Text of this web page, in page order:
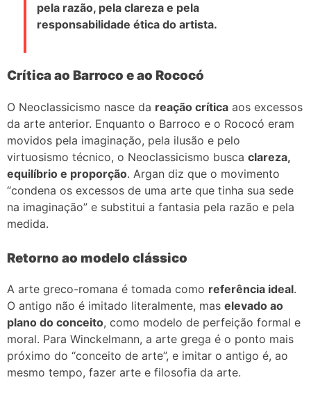
pela razão, pela clareza e pela
responsabilidade ética do artista.
Crítica ao Barroco e ao Rococó
O Neoclassicismo nasce da reação crítica aos excessos
da arte anterior. Enquanto o Barroco e o Rococó eram
movidos pela imaginação, pela ilusão e pelo
virtuosismo técnico, o Neoclassicismo busca clareza,
equilíbrio e proporção. Argan diz que o movimento
“condena os excessos de uma arte que tinha sua sede
na imaginação” e substitui a fantasia pela razão e pela
medida.
Retorno ao modelo clássico
A arte greco-romana é tomada como referência ideal.
O antigo não é imitado literalmente, mas elevado ao
plano do conceito, como modelo de perfeição formal e
moral. Para Winckelmann, a arte grega é o ponto mais
próximo do “conceito de arte”, e imitar o antigo é, ao
mesmo tempo, fazer arte e filosofia da arte.